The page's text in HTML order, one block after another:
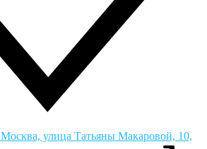
Москва, улица Татьяны Макаровой, 10,